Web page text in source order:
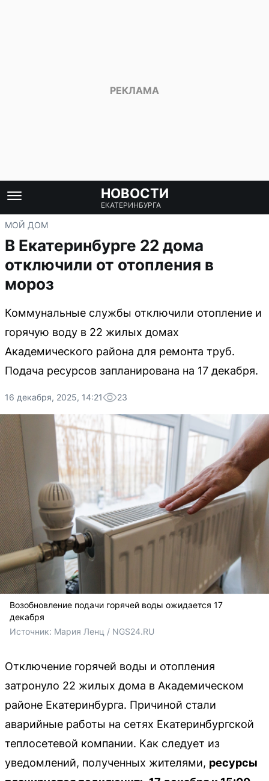
НОВОСТИ
ЕКАТЕРИНБУРГА
МОЙ ДОМ
В Екатеринбурге 22 дома
отключили от отопления в
мороз
Коммунальные службы отключили отопление и
горячую воду в 22 жилых домах
Академического района для ремонта труб.
Подача ресурсов запланирована на 17 декабря.
16 декабря, 2025, 14:21 23
Возобновление подачи горячей воды ожидается 17
декабря
Источник: Мария Ленц / NGS24.RU
Отключение горячей воды и отопления
затронуло 22 жилых дома в Академическом
районе Екатеринбурга. Причиной стали
аварийные работы на сетях Екатеринбургской
теплосетевой компании. Как следует из
уведомлений, полученных жителями, ресурсы